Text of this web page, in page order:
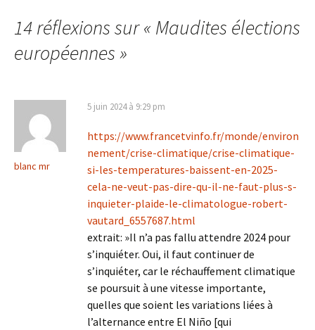
articles
14 réflexions sur « Maudites élections
européennes»
blanc mr
5 juin 2024 à 9:29 pm
https://www.francetvinfo.fr/monde/environ
nement/crise-climatique/crise-climatique-
si-les-temperatures-baissent-en-2025-
cela-ne-veut-pas-dire-qu-il-ne-faut-plus-s-
inquieter-plaide-le-climatologue-robert-
vautard_6557687.html
extrait: »Il n’a pas fallu attendre 2024 pour
s’inquiéter. Oui, il faut continuer de
s’inquiéter, car le réchauffement climatique
se poursuit à une vitesse importante,
quelles que soient les variations liées à
l’alternance entre El Niño [qui